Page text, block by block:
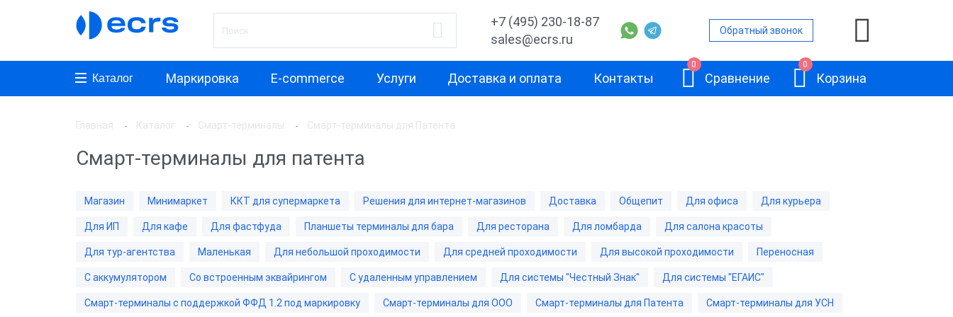
+7 (495) 230-18-87
sales@ecrs.ru
Обратный звонок
Каталог Маркировка E-commerce Услуги Доставка и оплата Контакты
0
Сравнение
0
Корзина
Производитель
АТОЛ
Мещера
Paymob
Меркурий
Назначение
Для кафе
Для фастфуда
Планшеты терминалы
проходимости
Для средней
проходимости
Для высокой
Главная Каталог Смарт-терминалы Смарт-терминалы для Патента
Смарт-терминалы для патента
Магазин Минимаркет ККТ для супермаркета Решения для интернет-магазинов Доставка Общепит Для офиса Для курьера
Для ИП Для кафе Для фастфуда Планшеты терминалы для бара Для ресторана Для ломбарда Для салона красоты
Для тур-агентства Маленькая Для небольшой проходимости Для средней проходимости Для высокой проходимости Переносная
С аккумулятором Со встроенным эквайрингом С удаленным управлением Для системы "Честный Знак" Для системы "ЕГАИС"
Смарт-терминалы с поддержкой ФФД 1.2 под маркировку Смарт-терминалы для ООО Смарт-терминалы для Патента Смарт-терминалы для УСН